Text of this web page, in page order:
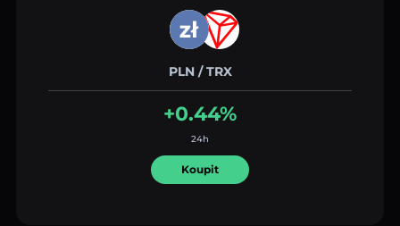
PLN / TRX
+0.44%
24h
Koupit